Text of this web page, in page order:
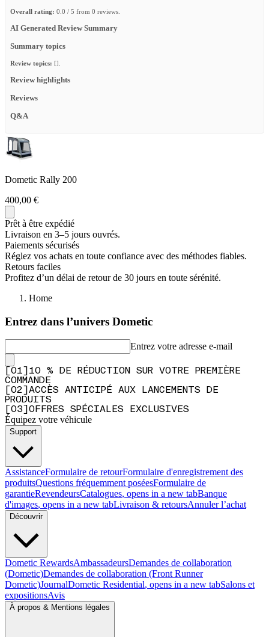
Overall rating: 0.0 / 5 from 0 reviews.
AI Generated Review Summary
Summary topics
Review topics: [].
Review highlights
Reviews
Q&A
Dometic Rally 200
400,00 €
Prêt à être expédié
Livraison en 3–5 jours ouvrés.
Paiements sécurisés
Réglez vos achats en toute confiance avec des méthodes fiables.
Retours faciles
Profitez d’un délai de retour de 30 jours en toute sérénité.
Home
Entrez dans l’univers Dometic
Entrez votre adresse e-mail
01
10 % DE RÉDUCTION SUR VOTRE PREMIÈRE
COMMANDE
02
ACCÈS ANTICIPÉ AUX LANCEMENTS DE
PRODUITS
03 OFFRES SPÉCIALES EXCLUSIVES
Équipez votre véhicule
Support
AssistanceFormulaire de retourFormulaire d'enregistrement des
produitsQuestions fréquemment poséesFormulaire de
garantieRevendeursCatalogues, opens in a new tabBanque
d'images, opens in a new tabLivraison & retoursAnnuler l’achat
Découvrir
Dometic RewardsAmbassadeursDemandes de collaboration
(Dometic)Demandes de collaboration (Front Runner
Dometic)JournalDometic Residential, opens in a new tabSalons et
expositionsAvis
À propos & Mentions légales